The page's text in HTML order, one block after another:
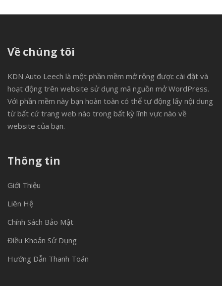
Về chúng tôi
KDN Auto Leech là một phần mềm mở rộng được cài đặt và
hoạt động trên website sử dụng mã nguồn mở WordPress.
Với phần mềm này bạn hoàn toàn có thể tự động lấy nội dung
từ bất cứ trang web nào trong bất kỳ lĩnh vực nào về
website của bạn.
Thông tin
Giới Thiệu
Liên Hệ
Chính Sách Bảo Mật
Điều Khoản Sử Dụng
Hướng Dẫn Thanh Toán